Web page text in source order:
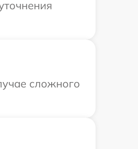
сложного